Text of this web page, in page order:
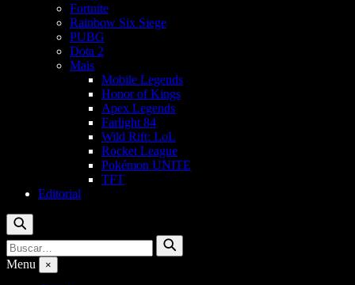
Fortnite
Rainbow Six Siege
PUBG
Dota 2
Mais
Mobile Legends
Honor of Kings
Apex Legends
Farlight 84
Wild Rift: LoL
Rocket League
Pokémon UNITE
TFT
Editorial
Buscar
Buscar
por:
Buscar
Menu ×